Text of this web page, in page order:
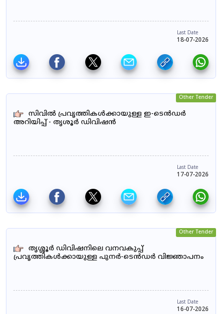
Last Date
18-07-2026
Other Tender
സിവിൽ പ്രവൃത്തികൾക്കായുള്ള ഇ-ടെൻഡർ
അറിയിപ്പ് - തൃശൂർ ഡിവിഷൻ
Last Date
17-07-2026
Other Tender
തൃശ്ശൂർ ഡിവിഷനിലെ വനവകുപ്പ്
പ്രവൃത്തികൾക്കായുള്ള പുനർ-ടെൻഡർ വിജ്ഞാപനം
Last Date
16-07-2026